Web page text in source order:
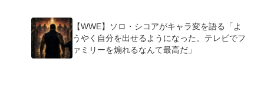
【WWE】ソロ・シコアがキャラ変を語る「よ
うやく自分を出せるようになった。テレビでフ
ァミリーを煽れるなんて最高だ」